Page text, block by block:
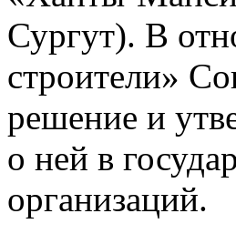
Сургут). В
строители»
решение и
о ней в
организаций.